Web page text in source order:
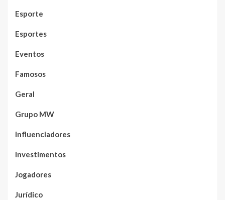
Esporte
Esportes
Eventos
Famosos
Geral
Grupo MW
Influenciadores
Investimentos
Jogadores
Jurídico